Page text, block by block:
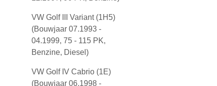
VW Golf III Variant (1H5)
(Bouwjaar 07.1993 -
04.1999, 75 - 115 PK,
Benzine, Diesel)
VW Golf IV Cabrio (1E)
(Bouwjaar 06.1998 -